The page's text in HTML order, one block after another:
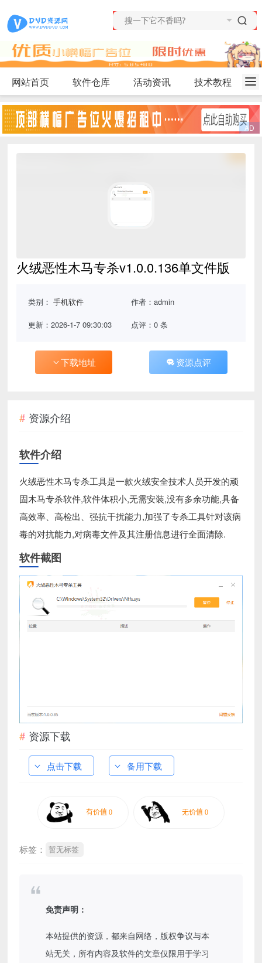
网站首页 软件仓库 活动资讯 技术教程
火绒恶性木马专杀v1.0.0.136单文件版
类别：手机软件 作者：admin
更新：2026-1-7 09:30:03 点评：0 条
下载地址 资源点评
资源介绍
软件介绍
火绒恶性木马专杀工具是一款火绒安全技术人员开发的顽
固木马专杀软件,软件体积小,无需安装,没有多余功能,具备
高效率、高检出、强抗干扰能力,加强了专杀工具针对该病
毒的对抗能力,对病毒文件及其注册信息进行全面清除.
软件截图
资源下载
点击下载 备用下载
标签： 暂无标签
免责声明：
本站提供的资源，都来自网络，版权争议与本
站无关，所有内容及软件的文章仅限用于学习